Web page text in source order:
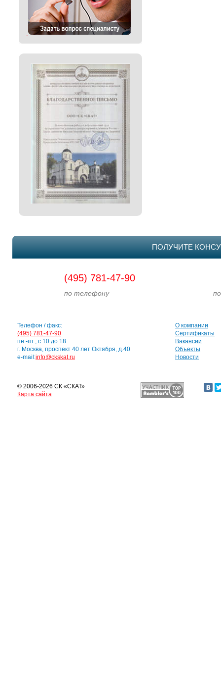
ПОЛУЧИТЕ
(495) 781-47-90
по телефону по
Телефон / факс:
(495) 781-47-90
пн.-пт., с 10 до 18
г. Москва, проспект 40 лет Октября, д.40
e-mail:info@ckskat.ru
О компании
Сертификаты
Вакансии
Объекты
Новости
© 2006-2026 СК «СКАТ»
Карта сайта